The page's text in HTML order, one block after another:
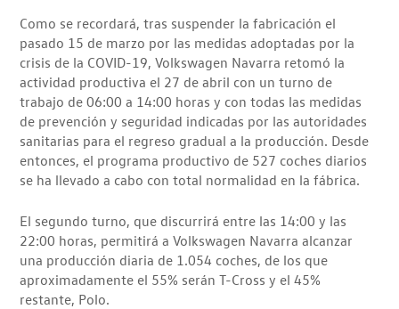
Como se recordará, tras suspender la fabricación el
pasado 15 de marzo por las medidas adoptadas por la
crisis de la COVID-19, Volkswagen Navarra retomó la
actividad productiva el 27 de abril con un turno de
trabajo de 06:00 a 14:00 horas y con todas las medidas
de prevención y seguridad indicadas por las autoridades
sanitarias para el regreso gradual a la producción. Desde
entonces, el programa productivo de 527 coches diarios
se ha llevado a cabo con total normalidad en la fábrica.
El segundo turno, que discurrirá entre las 14:00 y las
22:00 horas, permitirá a Volkswagen Navarra alcanzar
una producción diaria de 1.054 coches, de los que
aproximadamente el 55% serán T-Cross y el 45%
restante, Polo.